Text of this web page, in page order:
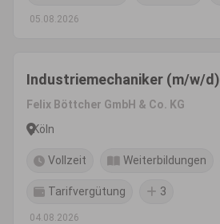
05.08.2026
Industriemechaniker (m/w/d)
Felix Böttcher GmbH & Co. KG
Köln
Vollzeit Weiterbildungen
Tarifvergütung 3
04.08.2026